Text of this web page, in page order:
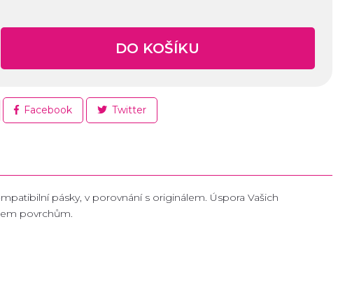
DO KOŠÍKU
Facebook Twitter
pásky, v porovnání s originálem. Úspora Vašich
povrchům.